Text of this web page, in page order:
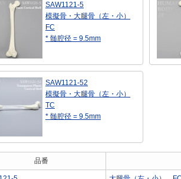
SAW1121-5
模擬骨・大腿骨（左・小）
FC
* 髄腔径 = 9.5mm
SAW1121-52
模擬骨・大腿骨（左・小）
TC
* 髄腔径 = 9.5mm
品番